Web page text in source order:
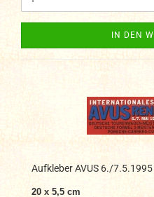
IN DEN
Aufkleber AVUS 6./7.5.1995
20 x 5,5 cm